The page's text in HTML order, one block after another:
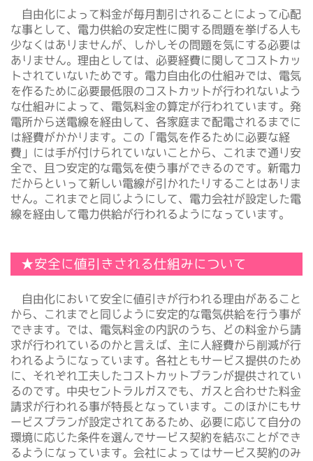
自由化によって料金が毎月割引されることによって心配
な事として、電力供給の安定性に関する問題を挙げる人も
少なくはありませんが、しかしその問題を気にする必要は
ありません。理由としては、必要経費に関してコストカッ
トされていないためです。電力自由化の仕組みでは、電気
を作るために必要最低限のコストカットが行われないよう
な仕組みによって、電気料金の算定が行われています。発
電所から送電線を経由して、各家庭まで配電されるまでに
は経費がかかります。この「電気を作るために必要な経
費」には手が付けられていないことから、これまで通り安
全で、且つ安定的な電気を使う事ができるのです。新電力
だからといって新しい電線が引かれたりすることはありま
せん。これまでと同じようにして、電力会社が設定した電
線を経由して電力供給が行われるようになっています。
★安全に値引きされる仕組みについて
自由化において安全に値引きが行われる理由があること
から、これまでと同じように安定的な電気供給を行う事が
できます。では、電気料金の内訳のうち、どの料金から請
求が行われているのかと言えば、主に人経費から削減が行
われるようになっています。各社ともサービス提供のため
に、それぞれ工夫したコストカットプランが提供されてい
るのです。中央セントラルガスでも、ガスと合わせた料金
請求が行われる事が特長となっています。このほかにもサ
ービスプランが設定されてあるため、必要に応じて自分の
環境に応じた条件を選んでサービス契約を結ぶことができ
るようになっています。会社によってはサービス契約のみ